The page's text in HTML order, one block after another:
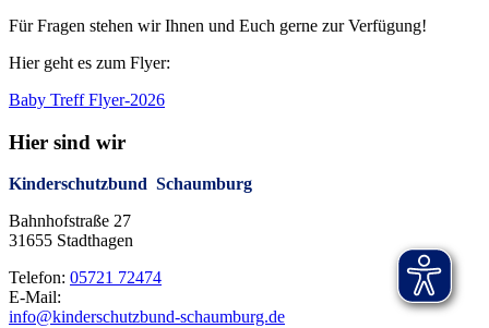
Für Fragen stehen wir Ihnen und Euch gerne zur Verfügung!
Hier geht es zum Flyer:
Baby Treff Flyer-2026
Hier sind wir
Kinderschutzbund Schaumburg
Bahnhofstraße 27
31655 Stadthagen
Telefon: 05721 72474
E-Mail:
info@kinderschutzbund-schaumburg.de